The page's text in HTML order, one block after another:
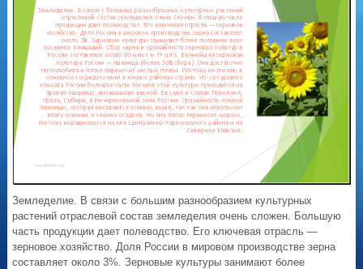
Земледелие. В связи с большим разнообразием культурных
растений отраслевой состав земледелия очень сложен. Большую
часть продукции дает полеводство. Его ключевая отрасль —
зерновое хозяйство. Доля России в мировом производстве зерна
составляет около 3%. Зерновые культуры занимают более